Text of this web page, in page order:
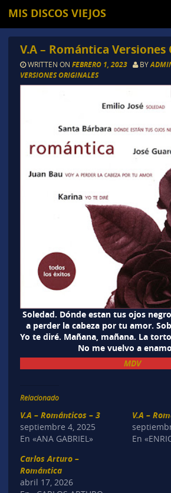
MIS DISCOS VIEJOS
V.A – Romántica
WRITTEN ON FEBRERO 1, 2023 BY
VERSIONES ORIGINALES
Soledad. Dónde estan tus ojos
a perder la cabeza por tu amor.
Yo te diré. Mañana, mañana. La
No me vuelvo a
MDV
Relacionado
V.A – Románticos – 3
septiembre 4, 2025
En «ANA GABRIEL»
V.A –
En
Carlos Arturo –
Romántica
abril 17, 2026